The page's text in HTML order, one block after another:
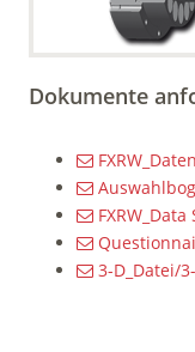
Dokumente
FXRW_Data
3-D_Datei/